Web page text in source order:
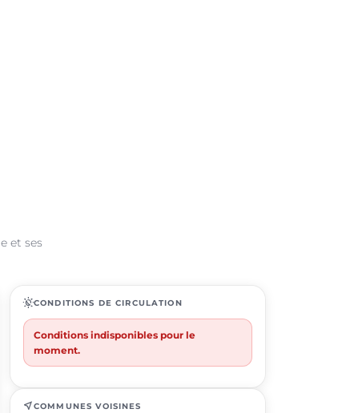
et ses
routineCONDITIONS DE CIRCULATION
Conditions indisponibles pour le
moment.
near_meCOMMUNES VOISINES